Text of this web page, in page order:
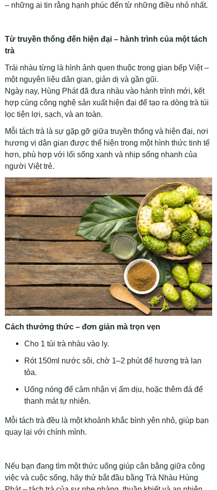
– những ai tin rằng hạnh phúc đến từ những điều nhỏ nhất.
Từ truyền thống đến hiện đại – hành trình của một tách
trà
Trái nhàu từng là hình ảnh quen thuộc trong gian bếp Việt –
một nguyên liệu dân gian, giản dị và gần gũi.
Ngày nay, Hùng Phát đã đưa nhàu vào hành trình mới, kết
hợp cùng công nghệ sản xuất hiện đại để tạo ra dòng trà túi
lọc tiện lợi, sạch, và an toàn.
Mỗi tách trà là sự gặp gỡ giữa truyền thống và hiện đại, nơi
hương vị dân gian được thể hiện trong một hình thức tinh tế
hơn, phù hợp với lối sống xanh và nhịp sống nhanh của
người Việt trẻ.
Cách thưởng thức – đơn giản mà trọn vẹn
Cho 1 túi trà nhàu vào ly.
Rót 150ml nước sôi, chờ 1–2 phút để hương trà lan
tỏa.
Uống nóng để cảm nhận vị ấm dịu, hoặc thêm đá để
thanh mát tự nhiên.
Mỗi tách trà đều là một khoảnh khắc bình yên nhỏ, giúp bạn
quay lại với chính mình.
Nếu bạn đang tìm một thức uống giúp cân bằng giữa công
việc và cuộc sống, hãy thử bắt đầu bằng Trà Nhàu Hùng